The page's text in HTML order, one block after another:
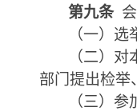
第九条
（一）选
（二）
部门提出检举
（三）